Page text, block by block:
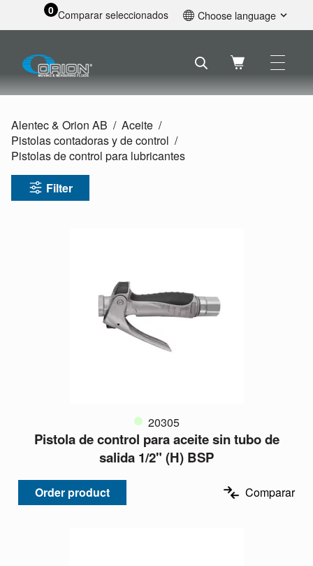
0 Comparar seleccionados Choose language
Svenska
Nederlands
Alentec & Orion AB
Aceite
Pistolas contadoras y de control
Pistolas de control para lubricantes
Filter
20305
Pistola de control para aceite sin tubo de
salida 1/2" (H) BSP
Order product Comparar